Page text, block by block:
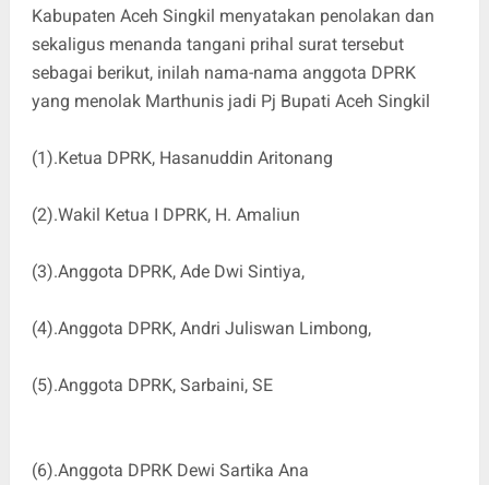
Kabupaten Aceh Singkil menyatakan penolakan dan
sekaligus menanda tangani prihal surat tersebut
sebagai berikut, inilah nama-nama anggota DPRK
yang menolak Marthunis jadi Pj Bupati Aceh Singkil
(1).Ketua DPRK, Hasanuddin Aritonang
(2).Wakil Ketua I DPRK, H. Amaliun
(3).Anggota DPRK, Ade Dwi Sintiya,
(4).Anggota DPRK, Andri Juliswan Limbong,
(5).Anggota DPRK, Sarbaini, SE
(6).Anggota DPRK Dewi Sartika Ana